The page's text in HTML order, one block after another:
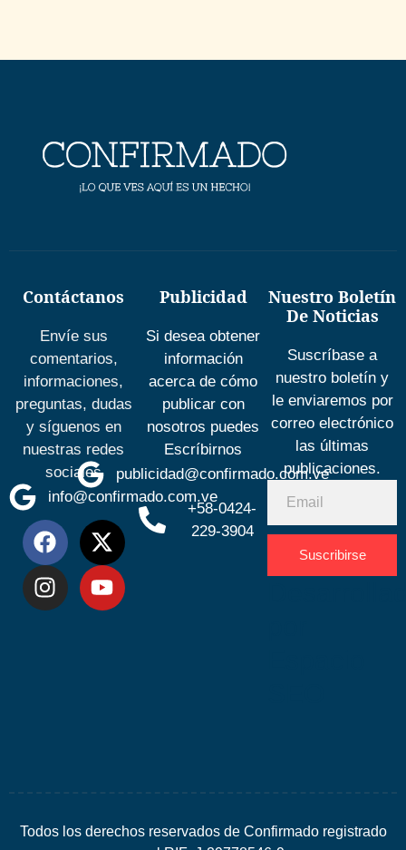
Contáctanos
Envíe sus
comentarios,
informaciones,
preguntas, dudas
y síguenos en
nuestras redes
sociales
info@confirmado.com.ve
Publicidad
Si desea obtener
información
acerca de cómo
publicar con
nosotros puedes
Escríbirnos
publicidad@confirmado.com.ve
+58-0424-
229-3904
Nuestro Boletín
De Noticias
Suscríbase a
nuestro boletín y
le enviaremos por
correo electrónico
las últimas
publicaciones.
Suscribirse
Todos los derechos reservados de Confirmado registrado